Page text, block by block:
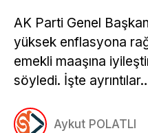
AK Parti Genel
yüksek enflasyona
emekli maaşına
söyledi. İşte
Aykut POLATLI